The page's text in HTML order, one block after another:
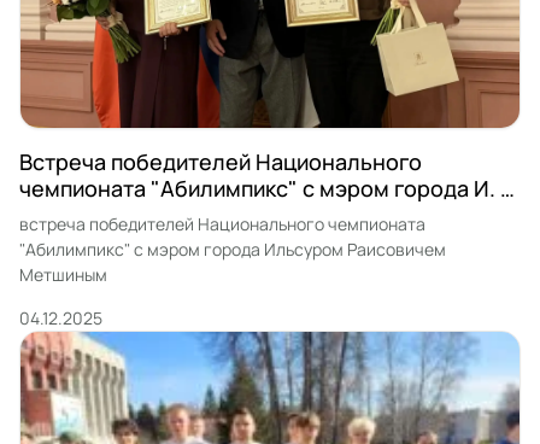
Встреча победителей Национального
чемпионата "Абилимпикс" с мэром города И. Р.
Метшиным
встреча победителей Национального чемпионата
"Абилимпикс" с мэром города Ильсуром Раисовичем
Метшиным
04.12.2025